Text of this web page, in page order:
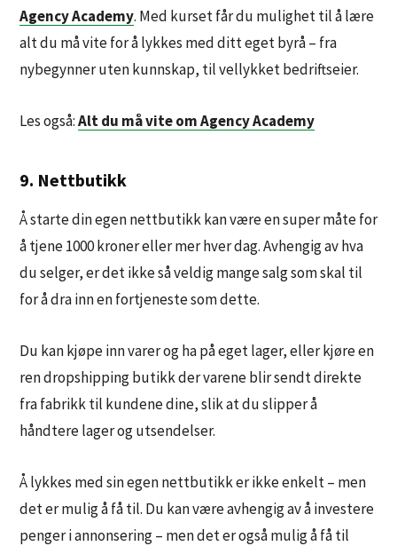
Agency Academy. Med kurset får du mulighet til å lære
alt du må vite for å lykkes med ditt eget byrå – fra
nybegynner uten kunnskap, til vellykket bedriftseier.
Les også:Alt du må vite om Agency Academy
9. Nettbutikk
Å starte din egen nettbutikk kan være en super måte for
å tjene 1000 kroner eller mer hver dag. Avhengig av hva
du selger, er det ikke så veldig mange salg som skal til
for å dra inn en fortjeneste som dette.
Du kan kjøpe inn varer og ha på eget lager, eller kjøre en
ren dropshipping butikk der varene blir sendt direkte
fra fabrikk til kundene dine, slik at du slipper å
håndtere lager og utsendelser.
Å lykkes med sin egen nettbutikk er ikke enkelt – men
det er mulig å få til. Du kan være avhengig av å investere
penger i annonsering – men det er også mulig å få til